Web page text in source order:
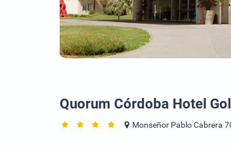
Quorum Córdoba Hotel
Monseñor Pablo Cabrera